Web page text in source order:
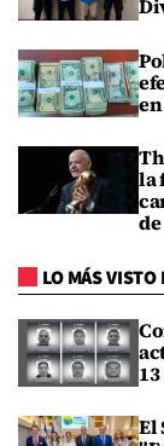
la
LO MÁS VISTO
13
El